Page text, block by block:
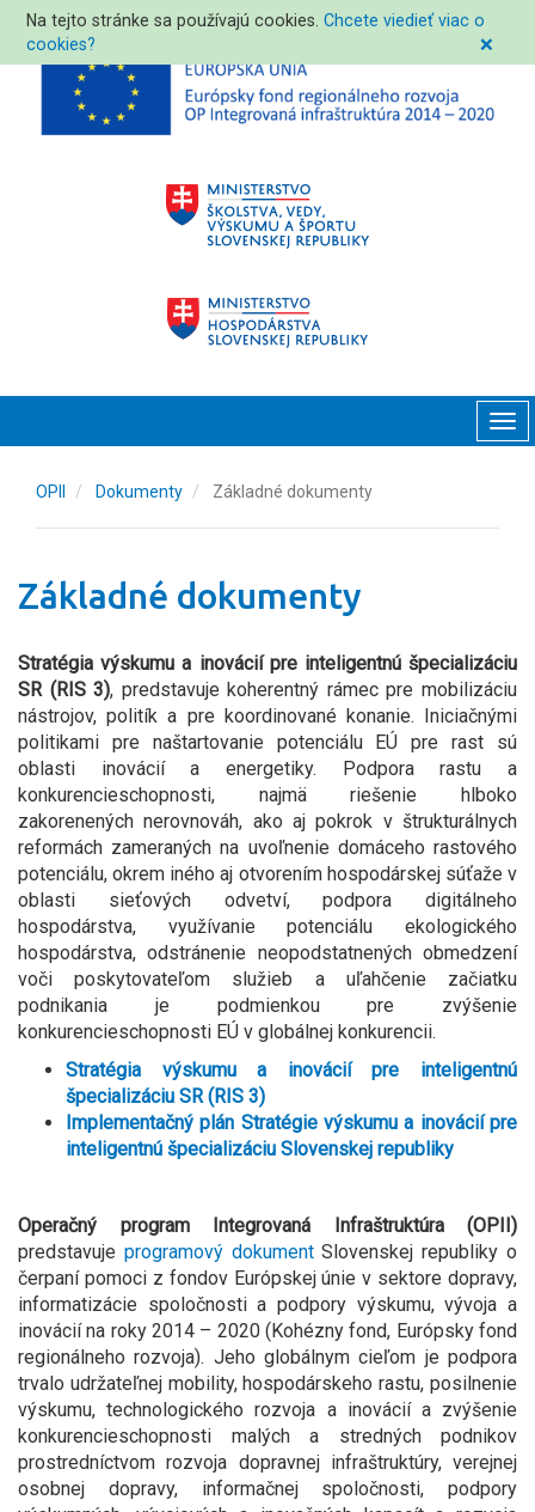
Na tejto stránke sa používajú cookies.Chcete viedieť viac o
cookies?
❌
OPII Dokumenty Základné dokumenty
Základné dokumenty
Stratégia výskumu a inovácií pre inteligentnú špecializáciu
SR (RIS 3), predstavuje koherentný rámec pre mobilizáciu
nástrojov, politík a pre koordinované konanie. Iniciačnými
politikami pre naštartovanie potenciálu EÚ pre rast sú
oblasti inovácií a energetiky. Podpora rastu a
konkurencieschopnosti, najmä riešenie hlboko
zakorenených nerovnováh, ako aj pokrok v štrukturálnych
reformách zameraných na uvoľnenie domáceho rastového
potenciálu, okrem iného aj otvorením hospodárskej súťaže v
oblasti sieťových odvetví, podpora digitálneho
hospodárstva, využívanie potenciálu ekologického
hospodárstva, odstránenie neopodstatnených obmedzení
voči poskytovateľom služieb a uľahčenie začiatku
podnikania je podmienkou pre zvýšenie
konkurencieschopnosti EÚ v globálnej konkurencii.
Stratégia výskumu a inovácií pre inteligentnú
špecializáciu SR (RIS 3)
Implementačný plán Stratégie výskumu a inovácií pre
inteligentnú špecializáciu Slovenskej republiky
Operačný program Integrovaná Infraštruktúra (OPII)
predstavuje programový dokumentSlovenskej republiky o
čerpaní pomoci z fondov Európskej únie v sektore dopravy,
informatizácie spoločnosti a podpory výskumu, vývoja a
inovácií na roky 2014 – 2020 (Kohézny fond, Európsky fond
regionálneho rozvoja). Jeho globálnym cieľom je podpora
trvalo udržateľnej mobility, hospodárskeho rastu, posilnenie
výskumu, technologického rozvoja a inovácií a zvýšenie
konkurencieschopnosti malých a stredných podnikov
prostredníctvom rozvoja dopravnej infraštruktúry, verejnej
osobnej dopravy, informačnej spoločnosti, podpory